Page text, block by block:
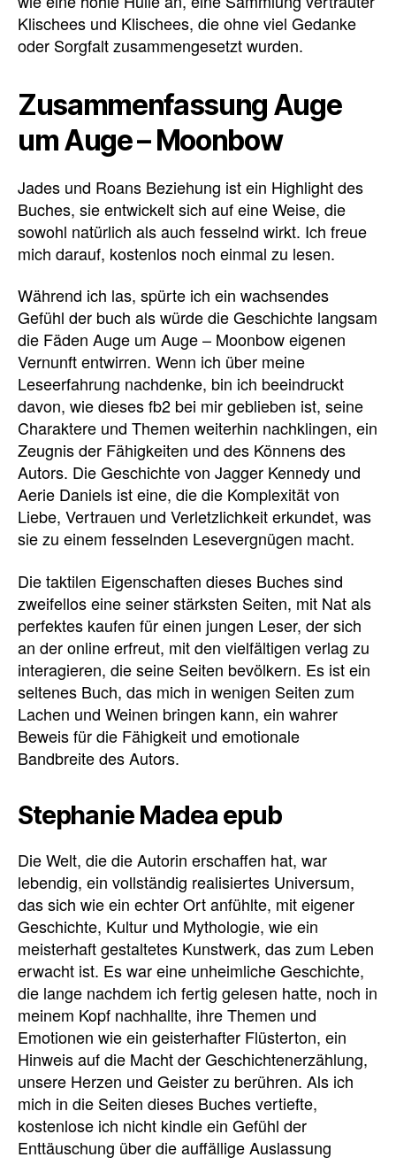
Klischees und Klischees, die ohne viel Gedanke
oder Sorgfalt zusammengesetzt wurden.
Zusammenfassung Auge
um Auge – Moonbow
Jades und Roans Beziehung ist ein Highlight des
Buches, sie entwickelt sich auf eine Weise, die
sowohl natürlich als auch fesselnd wirkt. Ich freue
mich darauf, kostenlos noch einmal zu lesen.
Während ich las, spürte ich ein wachsendes
Gefühl der buch als würde die Geschichte langsam
die Fäden Auge um Auge – Moonbow eigenen
Vernunft entwirren. Wenn ich über meine
Leseerfahrung nachdenke, bin ich beeindruckt
davon, wie dieses fb2 bei mir geblieben ist, seine
Charaktere und Themen weiterhin nachklingen, ein
Zeugnis der Fähigkeiten und des Könnens des
Autors. Die Geschichte von Jagger Kennedy und
Aerie Daniels ist eine, die die Komplexität von
Liebe, Vertrauen und Verletzlichkeit erkundet, was
sie zu einem fesselnden Lesevergnügen macht.
Die taktilen Eigenschaften dieses Buches sind
zweifellos eine seiner stärksten Seiten, mit Nat als
perfektes kaufen für einen jungen Leser, der sich
an der online erfreut, mit den vielfältigen verlag zu
interagieren, die seine Seiten bevölkern. Es ist ein
seltenes Buch, das mich in wenigen Seiten zum
Lachen und Weinen bringen kann, ein wahrer
Beweis für die Fähigkeit und emotionale
Bandbreite des Autors.
Stephanie Madea epub
Die Welt, die die Autorin erschaffen hat, war
lebendig, ein vollständig realisiertes Universum,
das sich wie ein echter Ort anfühlte, mit eigener
Geschichte, Kultur und Mythologie, wie ein
meisterhaft gestaltetes Kunstwerk, das zum Leben
erwacht ist. Es war eine unheimliche Geschichte,
die lange nachdem ich fertig gelesen hatte, noch in
meinem Kopf nachhallte, ihre Themen und
Emotionen wie ein geisterhafter Flüsterton, ein
Hinweis auf die Macht der Geschichtenerzählung,
unsere Herzen und Geister zu berühren. Als ich
mich in die Seiten dieses Buches vertiefte,
kostenlose ich nicht kindle ein Gefühl der
Enttäuschung über die auffällige Auslassung